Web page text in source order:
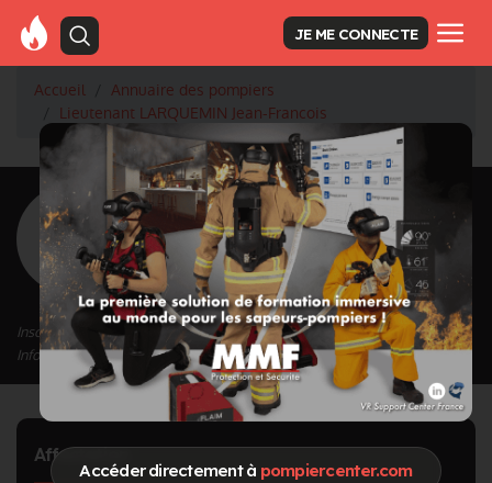
Accéder directement à pompiercenter.com
JE ME CONNECTE
Accueil
Annuaire des pompiers
Lieutenant LARQUEMIN Jean-Francois
<Retour à la liste des pompiers
LARQUEMIN
Jean-Francois
Grade : Lieutenant
Inscrit depuis le 16/04/2024 à 11:10
Informations mises à jour le 16/04/2024 à 11:10
Affectation